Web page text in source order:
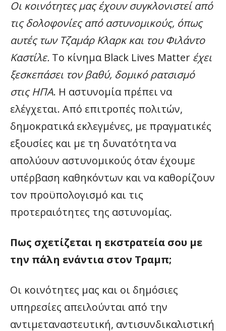
Οι κοινότητες μας έχουν συγκλονιστεί από
τις δολοφονίες από αστυνομικούς, όπως
αυτές των Τζαμάρ Κλαρκ και του Φιλάντο
Καστίλε. Το κίνημα Black Lives Matter έχει
ξεσκεπάσει τον βαθύ, δομικό ρατσισμό
στις ΗΠΑ. Η αστυνομία πρέπει να
ελέγχεται. Από επιτροπές πολιτών,
δημοκρατικά εκλεγμένες, με πραγματικές
εξουσίες και με τη δυνατότητα να
απολύουν αστυνομικούς όταν έχουμε
υπέρβαση καθηκόντων και να καθορίζουν
τον προϋπολογισμό και τις
προτεραιότητες της αστυνομίας.
Πως σχετίζεται η εκστρατεία σου με
την πάλη ενάντια στον Τραμπ;
Οι κοινότητες μας και οι δημόσιες
υπηρεσίες απειλούνται από την
αντιμεταναστευτική, αντισυνδικαλιστική